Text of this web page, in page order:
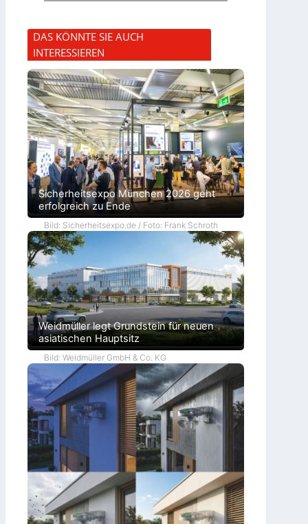
DAS KÖNNTE SIE AUCH
INTERESSIEREN
Sicherheitsexpo München 2026 geht
erfolgreich zu Ende
Bild: Sicherheitsexpo.de / Foto: Frank Schroth
Weidmüller legt Grundstein für neuen
asiatischen Hauptsitz
Bild: Weidmüller GmbH & Co. KG